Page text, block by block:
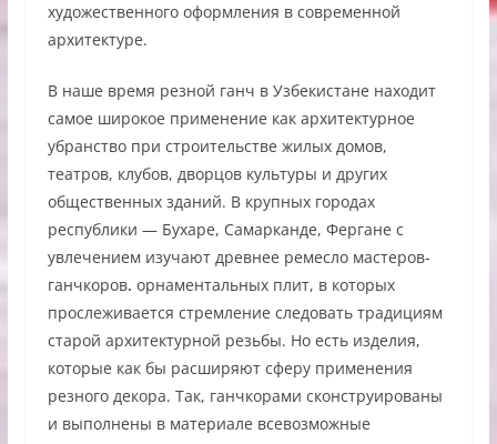
художественного оформления в современной
архитектуре.
В наше время резной ганч в Узбекистане находит
самое широкое применение как архитектурное
убранство при строительстве жилых домов,
театров, клубов, дворцов культуры и других
общественных зданий. В крупных городах
республики — Бухаре, Самарканде, Фергане с
увлечением изучают древнее ремесло мастеров-
ганчкоров. орнаментальных плит, в которых
прослеживается стремление следовать традициям
старой архитектурной резьбы. Но есть изделия,
которые как бы расширяют сферу применения
резного декора. Так, ганчкорами сконструированы
и выполнены в материале всевозможные